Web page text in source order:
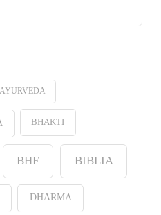
AYURVEDA
BHAKTI
BHF BIBLIA
DHARMA